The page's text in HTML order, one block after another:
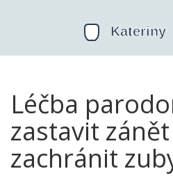
Léčba
zastavit
zachránit